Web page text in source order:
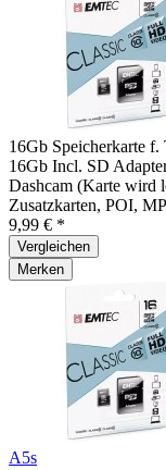
16Gb Speicherkarte
16Gb Incl. SD
Dashcam (Karte wird
Zusatzkarten, POI,
9,99 € *
Vergleichen
Merken
A5s